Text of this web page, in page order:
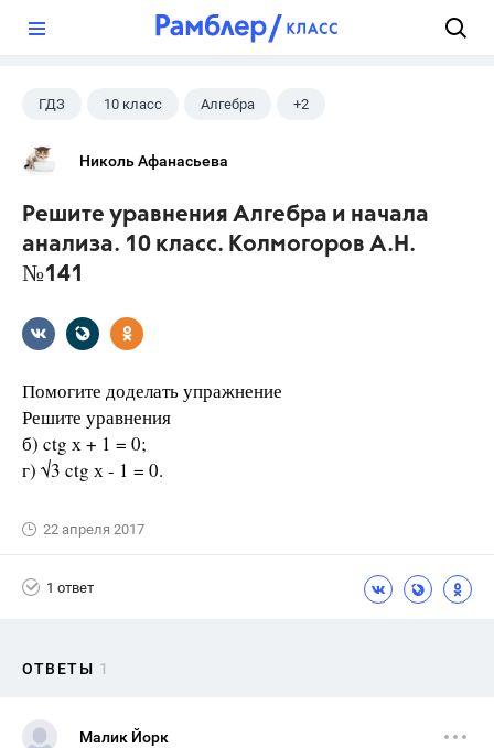
ГДЗ 10 класс Алгебра +2
Колмогоров А.Н.
Николь Афанасьева
Решите уравнения Алгебра и начала
анализа. 10 класс. Колмогоров А.Н.
№141
Помогите доделать упражнение
Решите уравнения
б) ctg х + 1 = 0;
г) √3 ctg х - 1 = 0.
22 апреля 2017
1 ответ
ОТВЕТЫ 1
Малик Йорк